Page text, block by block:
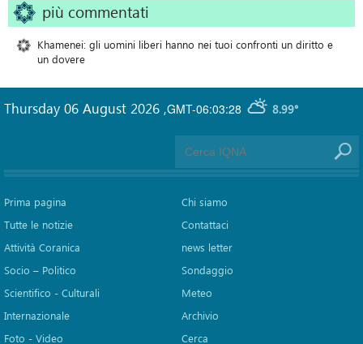
più commentati
Khamenei: gli uomini liberi hanno nei tuoi confronti un diritto e
un dovere
GMT-06:03:28 8.99°
Thursday 06 August 2026 ,
Prima pagina
Tutte le notizie
Attività Coranica
Socio – Politico
Scientifico - Culturali
Internazionale
Foto - Video
Chi siamo
Contattaci
news letter
Sondaggio
Meteo
Archivio
Cerca